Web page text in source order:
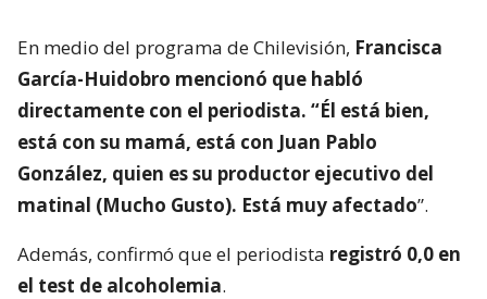
En medio del programa de Chilevisión, Francisca
García-Huidobro mencionó que habló
directamente con el periodista. “Él está bien,
está con su mamá, está con Juan Pablo
González, quien es su productor ejecutivo del
matinal (Mucho Gusto). Está muy afectado”.
Además, confirmó que el periodista registró 0,0 en
el test de alcoholemia.